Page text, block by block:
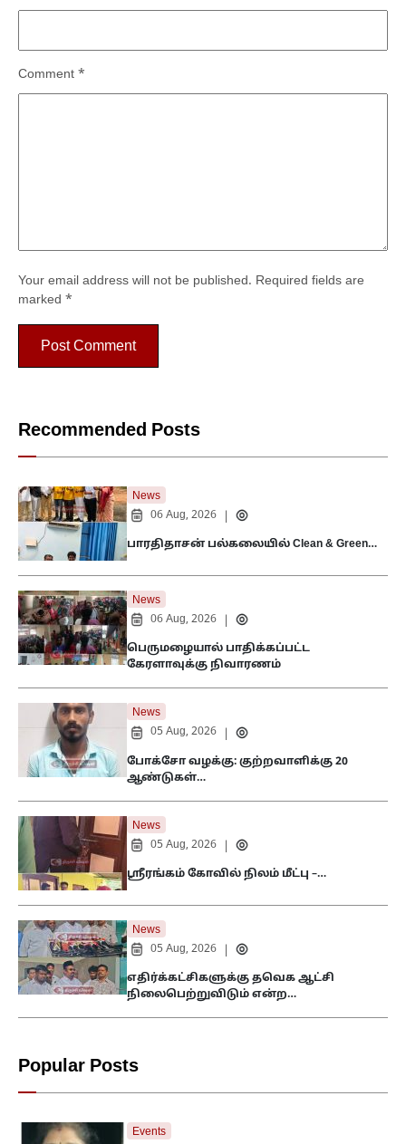
Your email address will not be published. Required fields are
marked *
Comment *
Recommended Posts
News
06 Aug, 2026
பாரதிதாசன் பல்கலையில் Clean & Green…
News
06 Aug, 2026
பெருமழையால் பாதிக்கப்பட்ட
கேரளாவுக்கு நிவாரணம்
News
05 Aug, 2026
போக்சோ வழக்கு: குற்றவாளிக்கு 20
ஆண்டுகள்…
News
05 Aug, 2026
ஸ்ரீரங்கம் கோவில் நிலம் மீட்பு –…
News
05 Aug, 2026
எதிர்க்கட்சிகளுக்கு தவெக ஆட்சி
நிலைபெற்றுவிடும் என்ற…
Popular Posts
Events